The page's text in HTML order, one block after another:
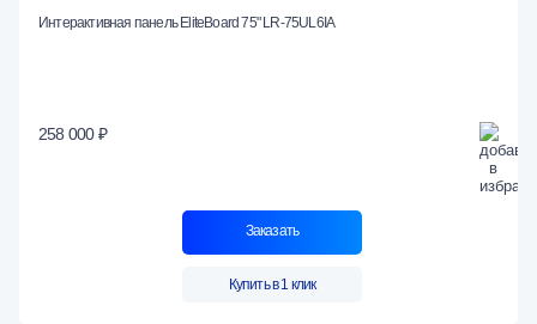
Интерактивная панель EliteBoard 75" LR-75UL6IA
258 000 ₽
Заказать
Купить в 1 клик